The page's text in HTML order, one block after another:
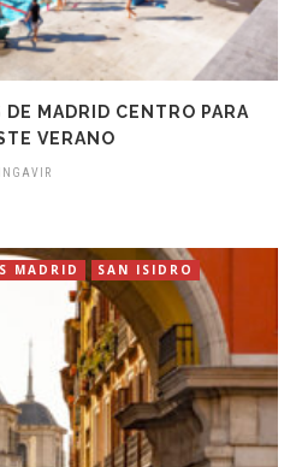
MADRID CENTRO PARA
VERANO
MADRID SAN ISIDRO